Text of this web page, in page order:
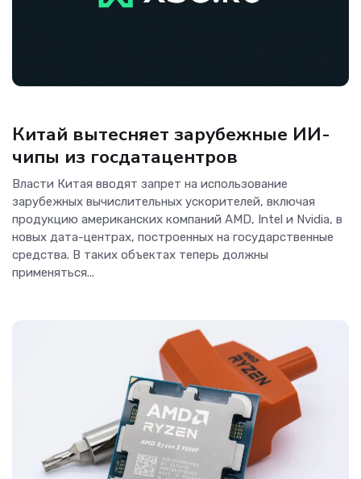
Китай вытесняет зарубежные ИИ-
чипы из госдатацентров
Власти Китая вводят запрет на использование
зарубежных вычислительных ускорителей, включая
продукцию американских компаний AMD, Intel и Nvidia, в
новых дата-центрах, построенных на государственные
средства. В таких объектах теперь должны
применяться...